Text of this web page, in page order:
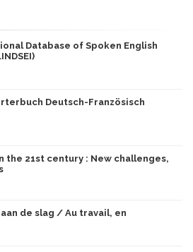
Database of Spoken English
Deutsch-Französisch
the 21st century : New challenges,
de slag / Au travail, en